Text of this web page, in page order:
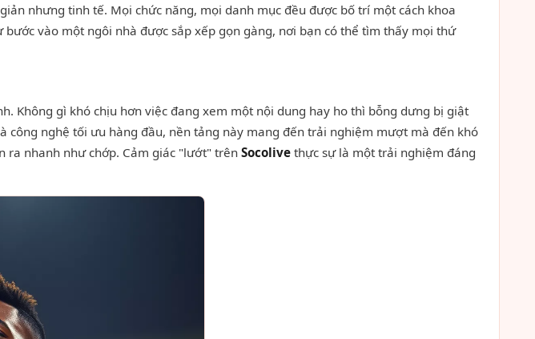
nhưng tinh tế. Mọi chức năng, mọi danh mục đều được bố trí một cách khoa
vào một ngôi nhà được sắp xếp gọn gàng, nơi bạn có thể tìm thấy mọi thứ
Không gì khó chịu hơn việc đang xem một nội dung hay ho thì bỗng dưng bị giật
công nghệ tối ưu hàng đầu, nền tảng này mang đến trải nghiệm mượt mà đến khó
ra nhanh như chớp. Cảm giác "lướt" trênSocolive thực sự là một trải nghiệm đáng